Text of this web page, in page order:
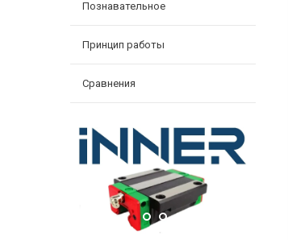
Познавательное
Принцип работы
Сравнения